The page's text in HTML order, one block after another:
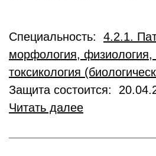
Специальность: 4.2.1.
морфология,
токсикология
Защита состоится:
Читать далее